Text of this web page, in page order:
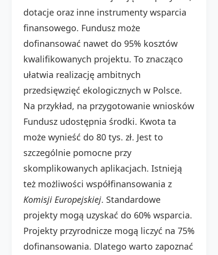
dotacje oraz inne instrumenty wsparcia
finansowego. Fundusz może
dofinansować nawet do 95% kosztów
kwalifikowanych projektu. To znacząco
ułatwia realizację ambitnych
przedsięwzięć ekologicznych w Polsce.
Na przykład, na przygotowanie wniosków
Fundusz udostępnia środki. Kwota ta
może wynieść do 80 tys. zł. Jest to
szczególnie pomocne przy
skomplikowanych aplikacjach. Istnieją
też możliwości współfinansowania z
Komisji Europejskiej. Standardowe
projekty mogą uzyskać do 60% wsparcia.
Projekty przyrodnicze mogą liczyć na 75%
dofinansowania. Dlatego warto zapoznać